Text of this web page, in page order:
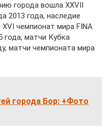
города вошла XXVII
2013 года, наследие
чемпионат мира FINA
года, матчи Кубка
матчи чемпионата мира
города Бор: +Фото